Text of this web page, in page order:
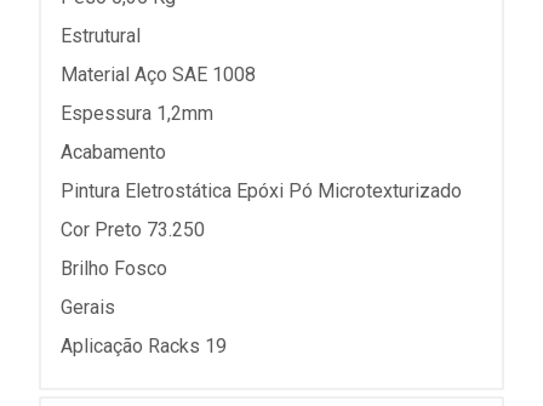
Estrutural
Material Aço SAE 1008
Espessura 1,2mm
Acabamento
Pintura Eletrostática Epóxi Pó Microtexturizado
Cor Preto 73.250
Brilho Fosco
Gerais
Aplicação Racks 19